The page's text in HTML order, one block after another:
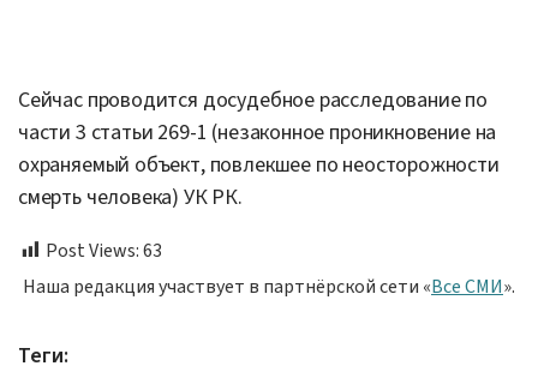
Сейчас проводится досудебное расследование по
части 3 статьи 269-1 (незаконное проникновение на
охраняемый объект, повлекшее по неосторожности
смерть человека) УК РК.
Post Views:63
Наша редакция участвует в партнёрской сети «Все СМИ».
Теги: